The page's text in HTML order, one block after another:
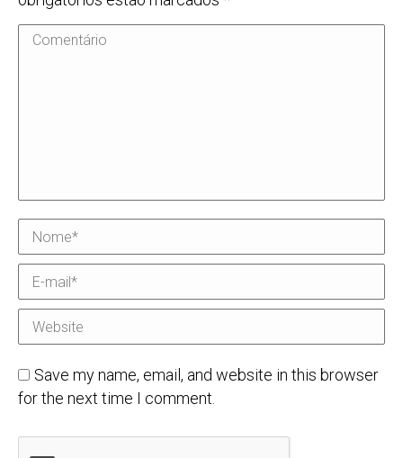
Comentário
Nome *
E-mail *
Website
Save my name, email, and website in this browser
for the next time I comment.